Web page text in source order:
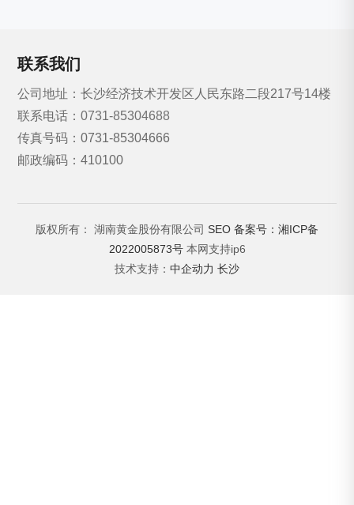
联系我们
公司地址：长沙经济技术开发区人民东路二段217号14楼
联系电话：0731-85304688
传真号码：0731-85304666
邮政编码：410100
版权所有： 湖南黄金股份有限公司 SEO 备案号：湘ICP备
2022005873号本网支持ip6
技术支持： 中企动力 长沙